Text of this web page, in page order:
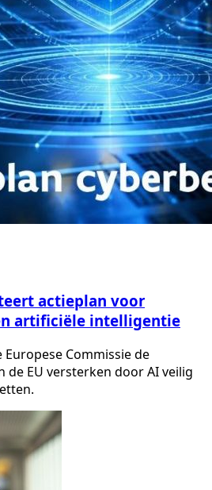
actieplan voor
artificiële intelligentie
Commissie de
de EU versterken door AI veilig